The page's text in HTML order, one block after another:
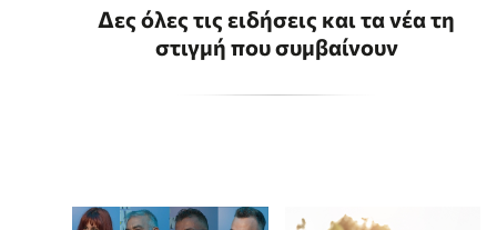
Δες όλες τις ειδήσεις και τα νέα τη
στιγμή που συμβαίνουν